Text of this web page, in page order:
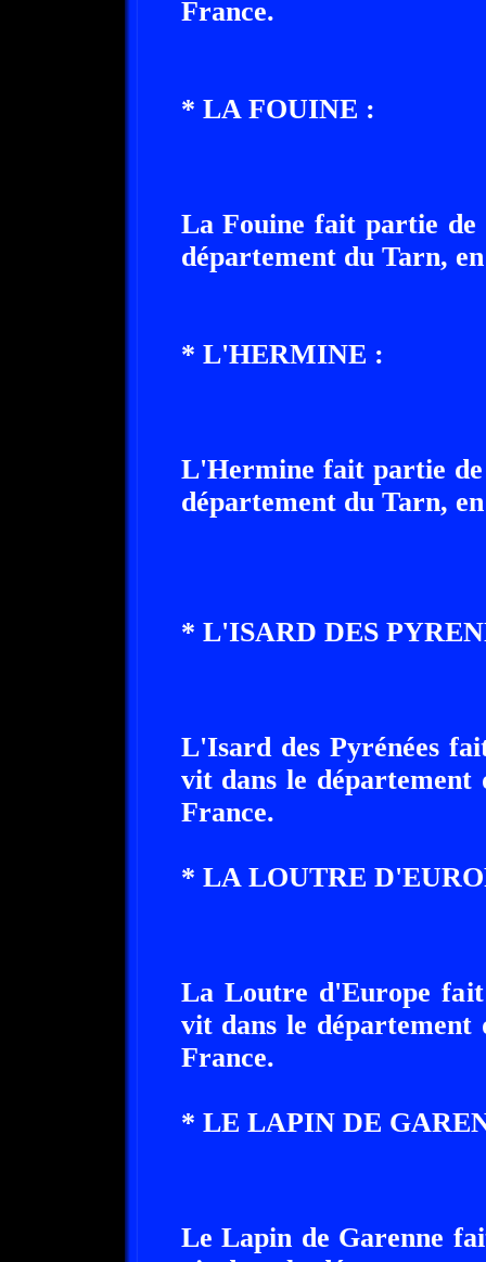
France.
* LA FOUINE :
La Fouine fait partie de
département du Tarn,
* L'HERMINE :
L'Hermine fait partie de
département du Tarn,
* L'ISARD DES
L'Isard des Pyrénées
vit dans le département
France.
* LA LOUTRE
La Loutre d'Europe
vit dans le département
France.
* LE LAPIN DE
Le Lapin de Garenne